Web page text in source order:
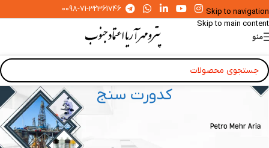
Skip to navigation
Skip to main content
0098-71-32361746
منو
کدورت سنج
ابزار دقیق آزمایشگاهی و صنعتی»کدورت سنج
نمایش 1–16 از 18 نتیجه